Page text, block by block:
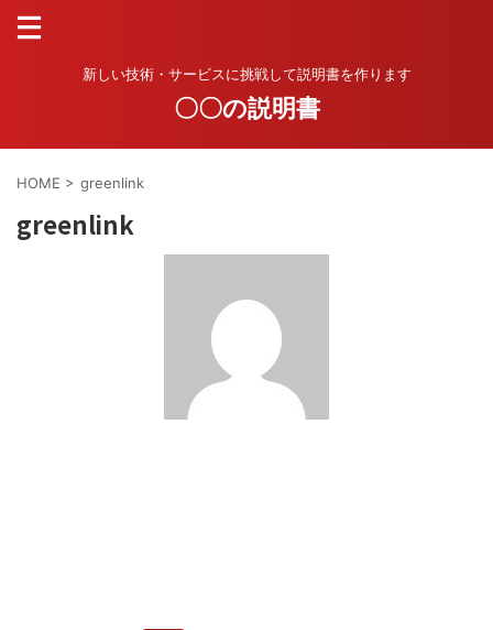
新しい技術・サービスに挑戦して説明書を作ります
〇〇の説明書
HOME > greenlink
greenlink